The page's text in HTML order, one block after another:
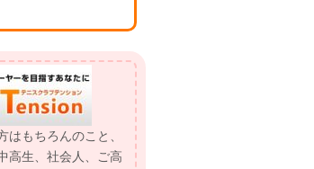
はもちろんのこと、
高生、社会人、ご高